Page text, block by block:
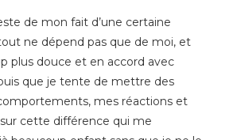
de mon fait d’une certaine
ne dépend pas que de moi, et
plus douce et en accord avec
que je tente de mettre des
mes réactions et
cette différence qui me